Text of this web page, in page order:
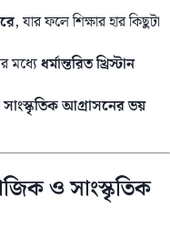
, যার ফলে শিক্ষার হার কিছুটা
মধ্যেধর্মান্তরিত খ্রিস্টান
সাংস্কৃতিক আগ্রাসনের ভয়
ও সাংস্কৃতিক